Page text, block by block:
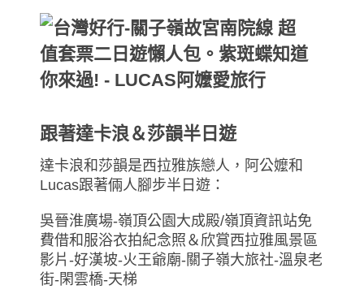
跟著達卡浪＆莎韻半日遊
達卡浪和莎韻是西拉雅族戀人，阿公嬤和
Lucas跟著倆人腳步半日遊：
吳晉淮廣場-嶺頂公園大成殿/嶺頂資訊站免
費借和服浴衣拍紀念照＆欣賞西拉雅風景區
影片-好漢坡-火王爺廟-關子嶺大旅社-溫泉老
街-閑雲橋-天梯